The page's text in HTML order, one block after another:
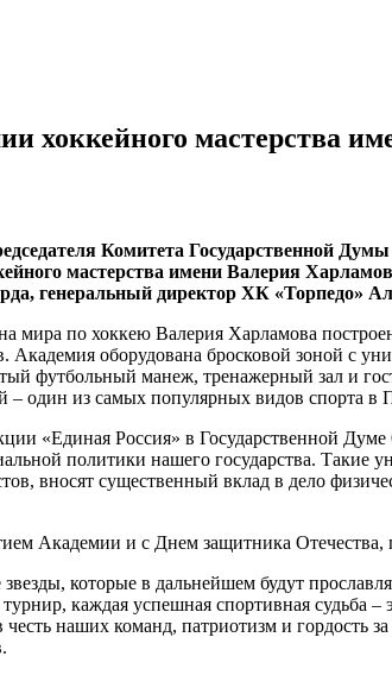
хоккейного мастерства
Комитета Государственной
мастерства имени Валерия
генеральный директор ХК «Торпедо»
мира по хоккею Валерия Харламова
оборудована бросковой зоной с
футбольный манеж, тренажерный зал и
один из самых популярных видов спорта в
«Единая Россия» в Государственной
политики нашего государства.
вносят существенный вклад в дело
Академии и с Днем защитника Отечества,
которые в дальнейшем будут
каждая успешная спортивная судьба –
наших команд, патриотизм и гордость